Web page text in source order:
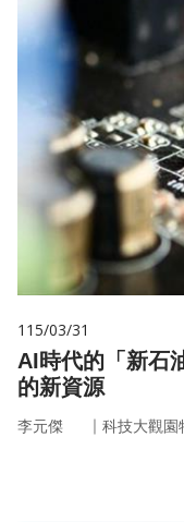
115/03/31
AI時代的「新石
的新資源
李元傑 ｜ 科技大觀園